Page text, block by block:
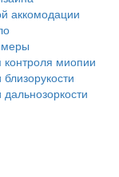
аккомодации
миопии